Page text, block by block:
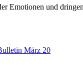
Emotionen und
März 20